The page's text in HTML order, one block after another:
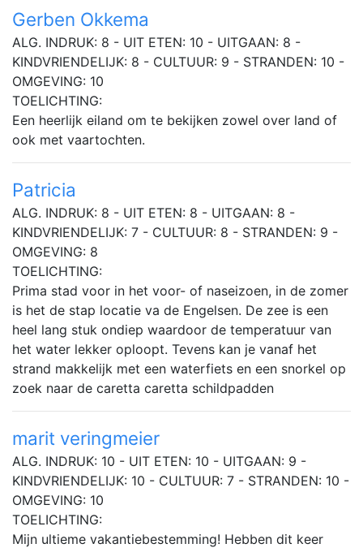
Gerben Okkema
ALG. INDRUK: 8 - UIT ETEN: 10 - UITGAAN: 8 -
KINDVRIENDELIJK: 8 - CULTUUR: 9 - STRANDEN: 10 -
OMGEVING: 10
TOELICHTING:
Een heerlijk eiland om te bekijken zowel over land of
ook met vaartochten.
Patricia
ALG. INDRUK: 8 - UIT ETEN: 8 - UITGAAN: 8 -
KINDVRIENDELIJK: 7 - CULTUUR: 8 - STRANDEN: 9 -
OMGEVING: 8
TOELICHTING:
Prima stad voor in het voor- of naseizoen, in de zomer
is het de stap locatie va de Engelsen. De zee is een
heel lang stuk ondiep waardoor de temperatuur van
het water lekker oploopt. Tevens kan je vanaf het
strand makkelijk met een waterfiets en een snorkel op
zoek naar de caretta caretta schildpadden
marit veringmeier
ALG. INDRUK: 10 - UIT ETEN: 10 - UITGAAN: 9 -
KINDVRIENDELIJK: 10 - CULTUUR: 7 - STRANDEN: 10 -
OMGEVING: 10
TOELICHTING:
Mijn ultieme vakantiebestemming! Hebben dit keer